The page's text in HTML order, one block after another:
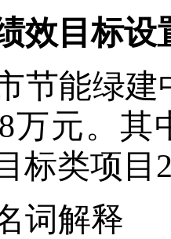
效目标设
节能绿建
8万元。其
标类项目
词解释